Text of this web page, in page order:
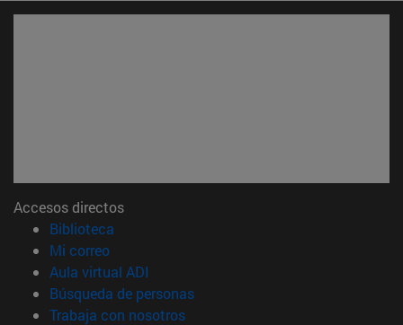
Accesos directos
Biblioteca
Mi correo(abre en nueva ventana)
Aula virtual ADI
Búsqueda de personas(abre en nueva ventana)
Trabaja con nosotros(abre en nueva ventana)